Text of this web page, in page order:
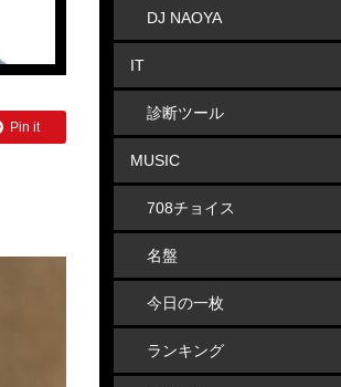
Pin it
DJ NAOYA
IT
診断ツール
MUSIC
708チョイス
名盤
今日の一枚
ランキング